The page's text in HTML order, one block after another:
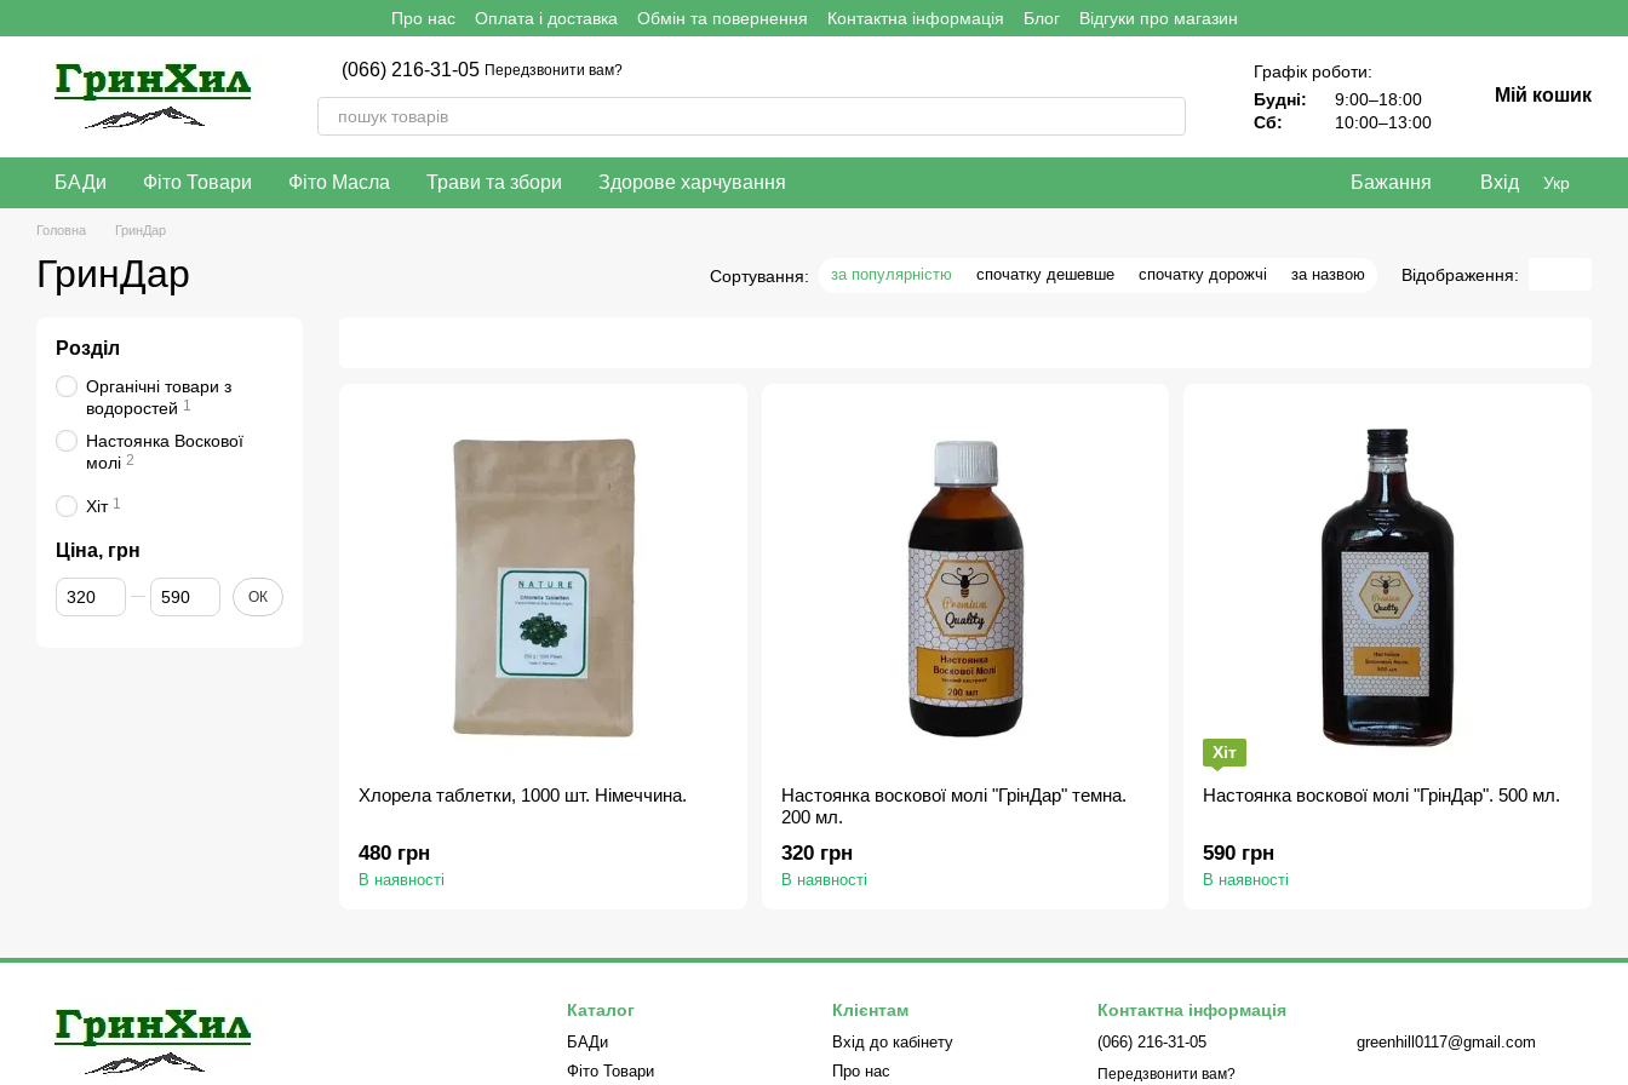
Про нас Оплата і доставка Обмін та повернення Контактна інформація Блог Відгуки про магазин
(066) 216-31-05 Передзвонити вам?
Графік роботи:
Будні:
9:00–18:00
Сб:
10:00–13:00
Мій кошик
БАДи Фіто Товари Фіто Масла Трави та збори Здорове харчування Бажання Вхід Укр
Головна ГринДар
ГринДар Сортування: за популярністю спочатку дешевше спочатку дорожчі за назвою Відображення:
Хлорела таблетки, 1000 шт. Німеччина.
480 грн
В наявності
Настоянка воскової молі "ГрінДар" темна.
200 мл.
320 грн
В наявності
Хіт
Настоянка воскової молі "ГрінДар". 500 мл.
590 грн
В наявності
Розділ
Органічні товари з
водоростей 1
Настоянка Воскової
молі 2
Хіт 1
Ціна, грн
Від Ціна, грн
До Ціна, грн ОК
Каталог
БАДи
Фіто Товари
Клієнтам
Вхід до кабінету
Про нас
Контактна інформація
(066) 216-31-05
Передзвонити вам?
greenhill0117@gmail.com